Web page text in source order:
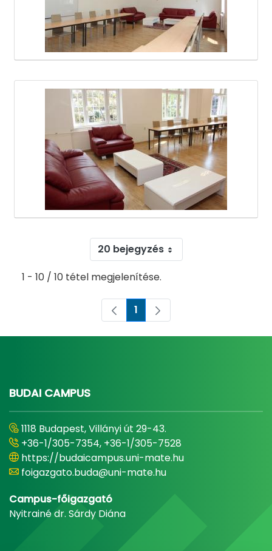
20 bejegyzés
1 - 10 / 10 tétel megjelenítése.
Oldal
1
BUDAI CAMPUS
1118 Budapest, Villányi út 29-43.
+36-1/305-7354, +36-1/305-7528
https://budaicampus.uni-mate.hu
foigazgato.buda@uni-mate.hu
Campus-főigazgató
Nyitrainé dr. Sárdy Diána